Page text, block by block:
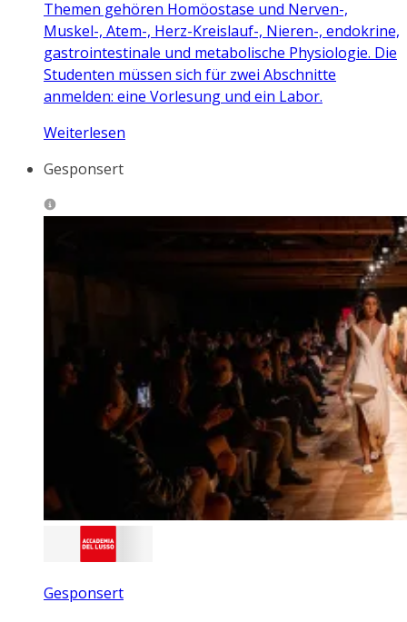
Themen gehören Homöostase und Nerven-,
Muskel-, Atem-, Herz-Kreislauf-, Nieren-, endokrine,
gastrointestinale und metabolische Physiologie. Die
Studenten müssen sich für zwei Abschnitte
anmelden: eine Vorlesung und ein Labor.
Weiterlesen
Gesponsert
Gesponsert